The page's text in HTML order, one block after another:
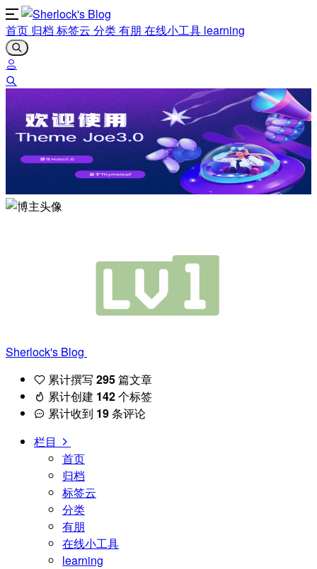
首页 归档 标签云 分类有朋 在线小工具 learning
Sherlock's Blog
累计撰写 295篇文章
累计创建 142个标签
累计收到 19条评论
栏目
首页
归档
标签云
分类
有朋
在线小工具
learning